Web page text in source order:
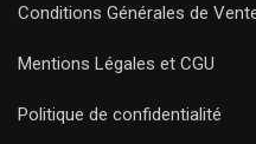
Conditions Générales de
Mentions Légales et CGU
Politique de confidentialité